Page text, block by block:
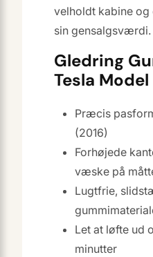
velholdt kabine og
sin gensalgsværdi.
Gledring
Tesla Model
Præcis
(2016)
Forhøjede
væske på
Lugtfrie,
Let at løfte ud
minutter